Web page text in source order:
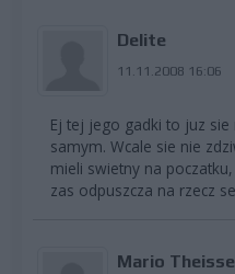
Delite
11.11.2008 16:06
Ej tej jego gadki to juz sie
samym. Wcale sie nie
mieli swietny na
zas odpuszcza na rzecz
Mario